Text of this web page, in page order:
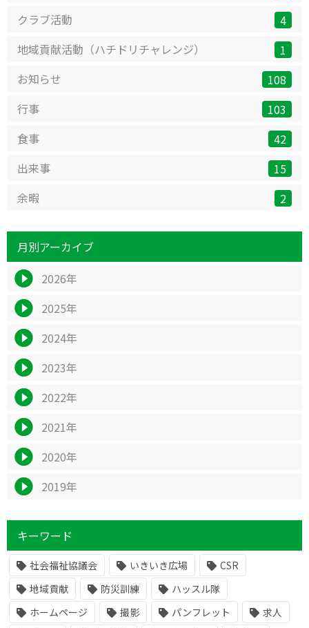
クラブ活動
4
地域貢献活動（ハチドリチャレンジ）
1
お知らせ
108
行事
103
食事
42
出来事
15
余暇
2
月別アーカイブ
2026年
2025年
2024年
2023年
2022年
2021年
2020年
2019年
キーワード
社会福祉協議会 いきいき広場
CSR
地域貢献
防災訓練
ハッスル隊
ホームページ
撮影 パンフレット
求人